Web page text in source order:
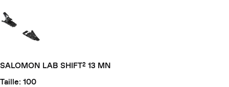
SALOMON LAB SHIFT² 13 MN
Taille: 100